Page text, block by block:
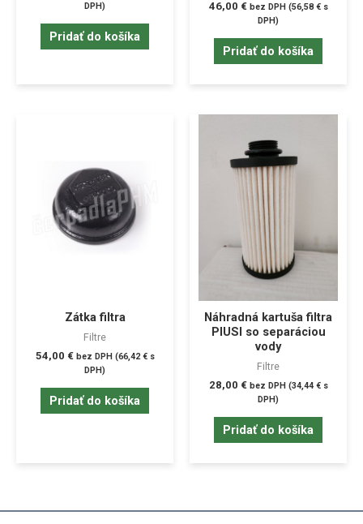
DPH)
Pridať do košíka
46,00 € bez DPH (56,58 €s
DPH)
Pridať do košíka
Zátka filtra
Filtre
54,00 € bez DPH (66,42€s
DPH)
Pridať do košíka
Náhradná kartuša filtra
PIUSI so separáciou
vody
Filtre
28,00 € bez DPH (34,44 €s
DPH)
Pridať do košíka